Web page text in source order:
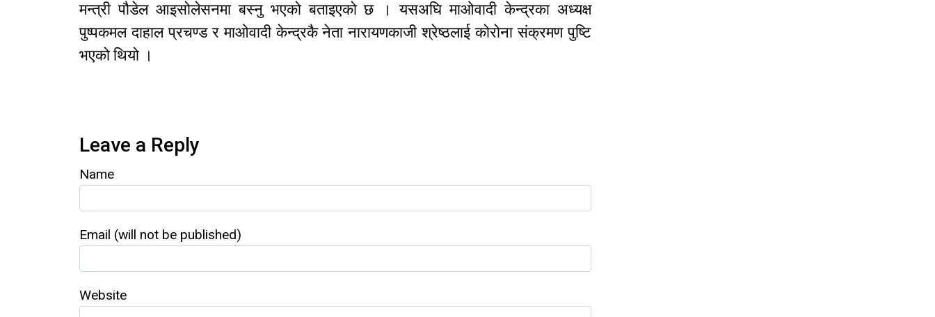
मन्त्री पौडेल आइसोलेसनमा बस्नु भएको बताइएको छ । यसअघि माओवादी केन्द्रका अध्यक्ष
पुष्पकमल दाहाल प्रचण्ड र माओवादी केन्द्रकै नेता नारायणकाजी श्रेष्ठलाई कोरोना संक्रमण पुष्टि
भएको थियो ।
Leave a Reply
Name
Email (will not be published)
Website